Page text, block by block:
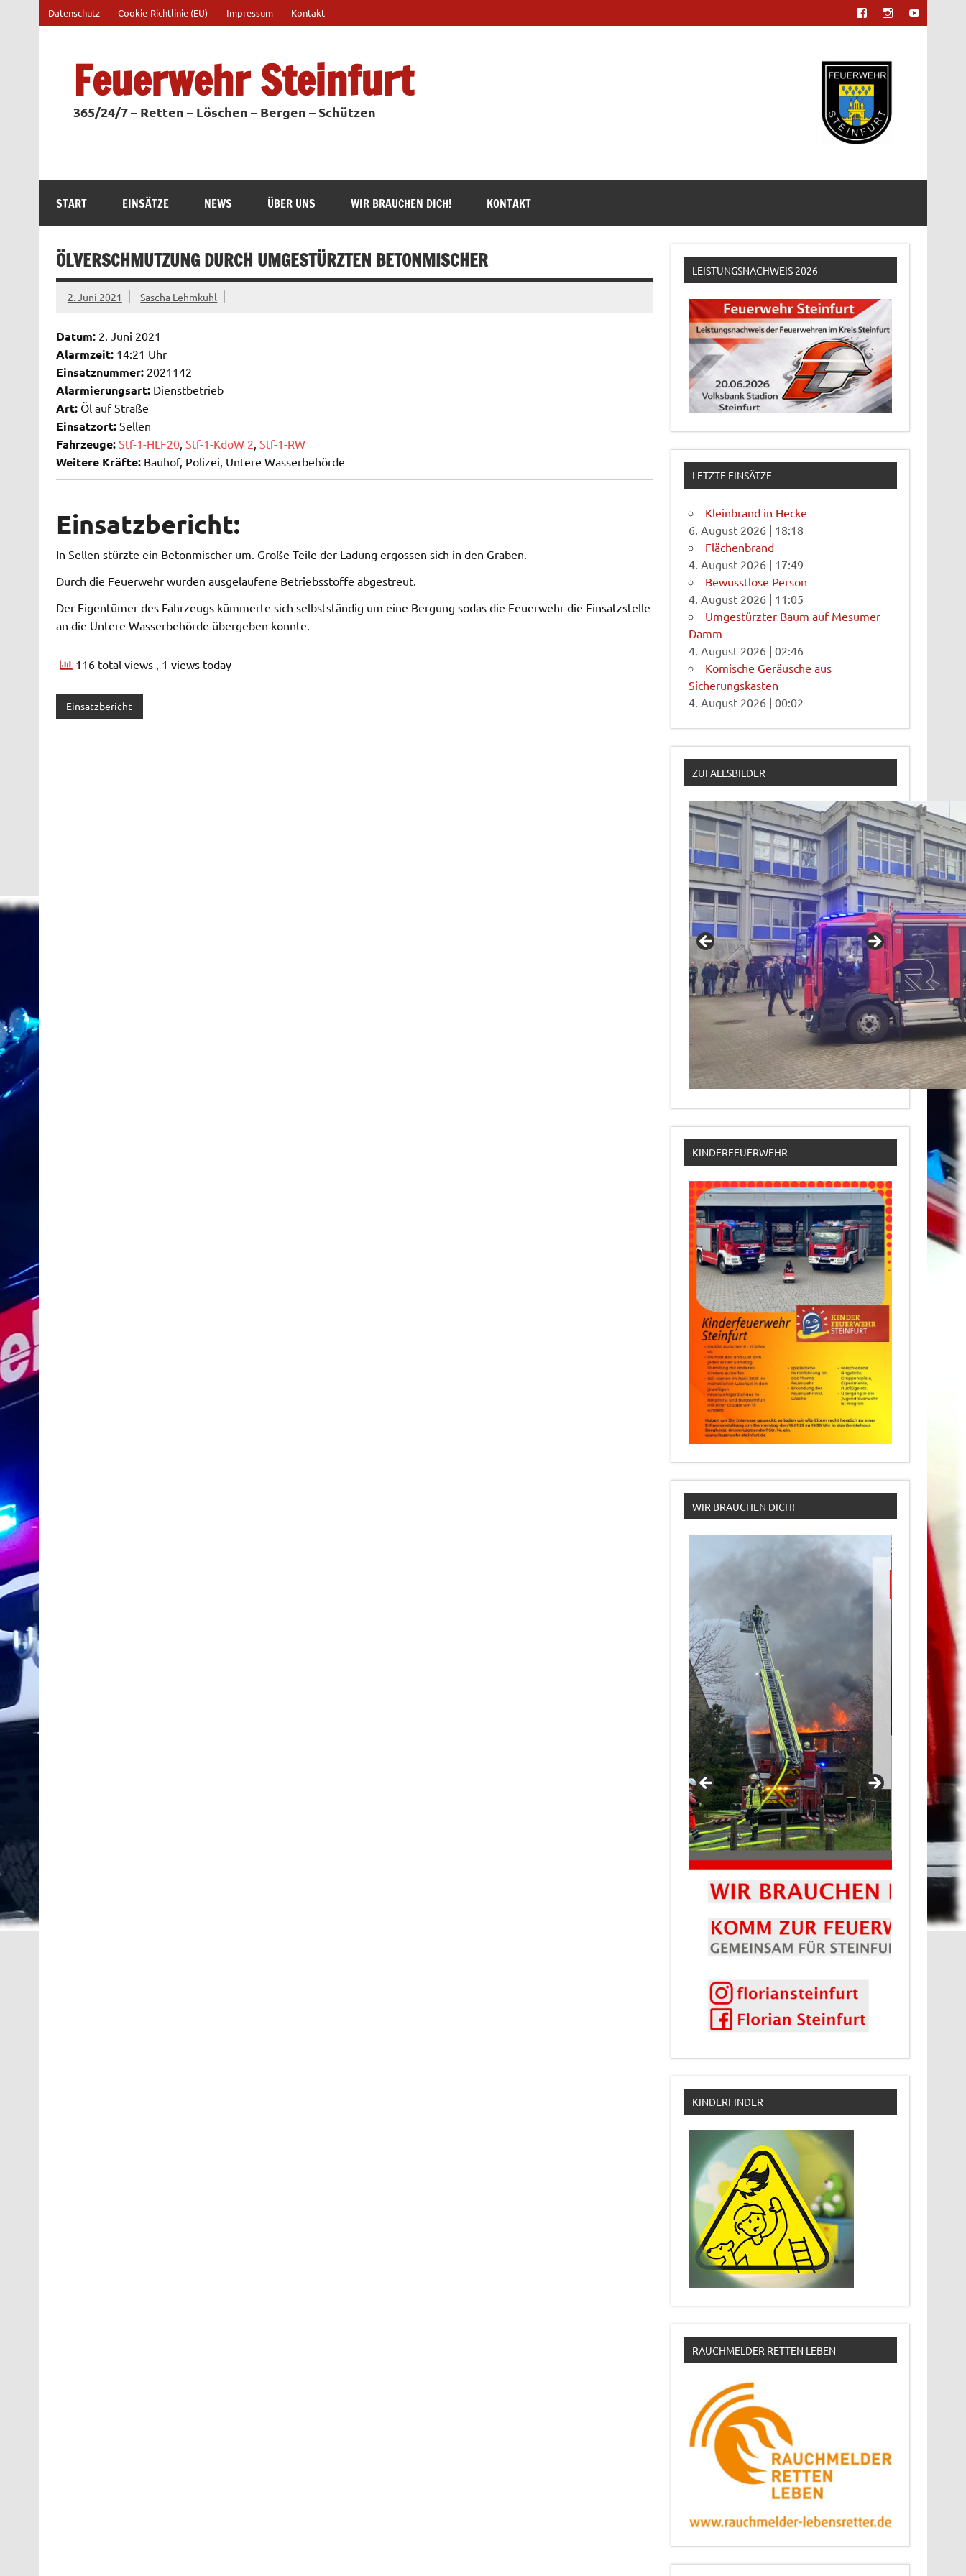
springen
Datenschutz Cookie-Richtlinie (EU) Impressum Kontakt
Feuerwehr Steinfurt
365/24/7 – Retten – Löschen – Bergen – Schützen
START EINSÄTZE NEWS ÜBER UNS WIR BRAUCHEN DICH! KONTAKT
ÖLVERSCHMUTZUNG DURCH UMGESTÜRZTEN BETONMISCHER
2. Juni 2021 Sascha Lehmkuhl
Datum:2. Juni 2021
Alarmzeit:14:21 Uhr
Einsatznummer:2021142
Alarmierungsart:Dienstbetrieb
Art:Öl auf Straße
Einsatzort:Sellen
Fahrzeuge: Stf-1-HLF20, Stf-1-KdoW 2, Stf-1-RW
Weitere Kräfte:Bauhof, Polizei, Untere Wasserbehörde
Einsatzbericht:
In Sellen stürzte ein Betonmischer um. Große Teile der Ladung ergossen sich in den Graben.
Durch die Feuerwehr wurden ausgelaufene Betriebsstoffe abgestreut.
Der Eigentümer des Fahrzeugs kümmerte sich selbstständig um eine Bergung sodas die Feuerwehr die Einsatzstelle
an die Untere Wasserbehörde übergeben konnte.
116 total views , 1 views today
Einsatzbericht
LEISTUNGSNACHWEIS 2026
LETZTE EINSÄTZE
Kleinbrand in Hecke
6. August 2026 | 18:18
Flächenbrand
4. August 2026 | 17:49
Bewusstlose Person
4. August 2026 | 11:05
Umgestürzter Baum auf Mesumer
Damm
4. August 2026 |02:46
Komische Geräusche aus
Sicherungskasten
4. August 2026 |00:02
ZUFALLSBILDER
KINDERFEUERWEHR
WIR BRAUCHEN DICH!
KINDERFINDER
RAUCHMELDER RETTEN LEBEN